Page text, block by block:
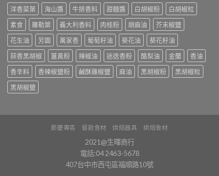
洋香菜葉
海山醬 牛排香料 甜麵醬 白胡椒粉
白胡椒粒
素食
羅勒葉 義大利香料 肉桂粉 胡麻油
芥末椒鹽
花生油
芳園 萬家香 葡萄籽油 葵花油
葵花籽油
蒜香黑胡椒
薑黃粉 辣椒油 迷迭香粉 酪梨油 金蘭
香油
香辛料
香辣椒鹽粉 鹹酥雞椒鹽 麻油 黑胡椒粉
黑胡椒粒
黑胡椒鹽
節慶專區 餐飲食材 烘焙器具 烘焙食材
2021@生暉商行
電話:04 2463-5678
407台中市西屯區福順路10號